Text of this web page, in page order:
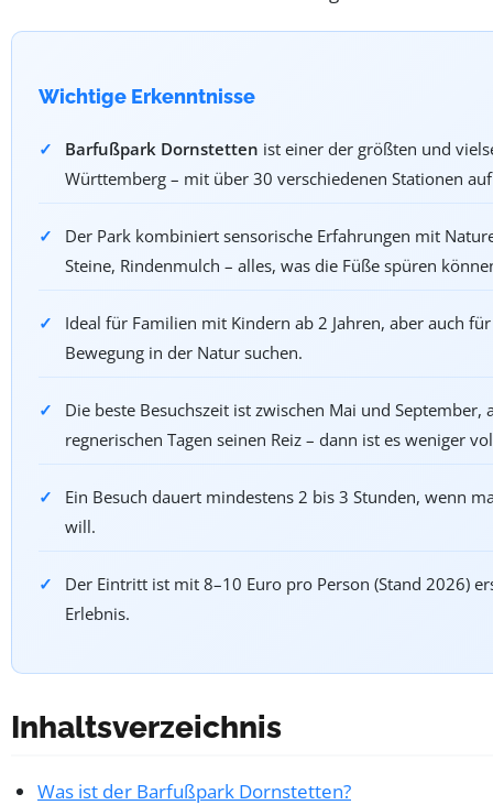
Wichtige Erkenntnisse
Barfußpark Dornstetten ist einer der größten und
Württemberg – mit über 30 verschiedenen Stationen
Der Park kombiniert sensorische Erfahrungen mit
Steine, Rindenmulch – alles, was die Füße spüren
Ideal für Familien mit Kindern ab 2 Jahren, aber auch
Bewegung in der Natur suchen.
Die beste Besuchszeit ist zwischen Mai und September,
regnerischen Tagen seinen Reiz – dann ist es weniger
Ein Besuch dauert mindestens 2 bis 3 Stunden, wenn
will.
Der Eintritt ist mit 8–10 Euro pro Person (Stand 2026)
Erlebnis.
Inhaltsverzeichnis
Was ist der Barfußpark Dornstetten?